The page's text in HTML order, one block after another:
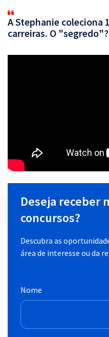
A Stephanie coleciona
carreiras. O
Deseja receber
concursos?
Descubra as
área de interesse ou da
Nome